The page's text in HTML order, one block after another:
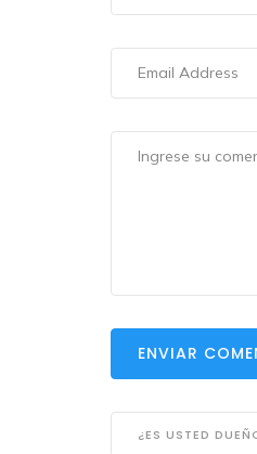
ENVIAR
¿ES USTED